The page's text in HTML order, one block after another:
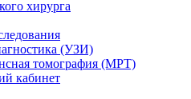
хирурга
(УЗИ)
томография (МРТ)
кабинет